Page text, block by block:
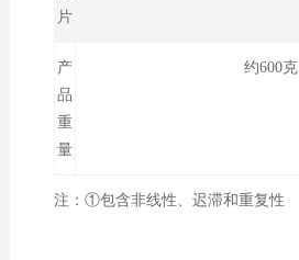
片
产
品
重
量
约600克
注：①包含非线性、迟滞和重复性